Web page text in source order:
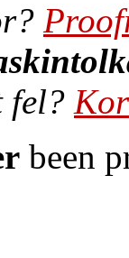
fel?
been